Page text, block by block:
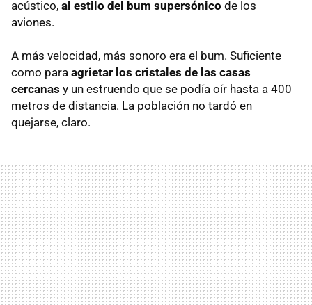
acústico, al estilo del bum supersónico de los
aviones.
A más velocidad, más sonoro era el bum. Suficiente
como para agrietar los cristales de las casas
cercanas y un estruendo que se podía oír hasta a 400
metros de distancia. La población no tardó en
quejarse, claro.